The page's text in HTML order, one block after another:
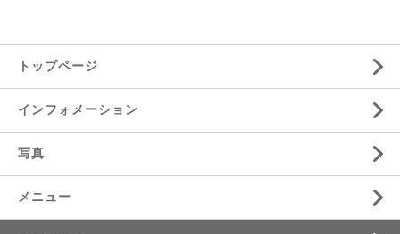
トップページ
インフォメーション
写真
メニュー